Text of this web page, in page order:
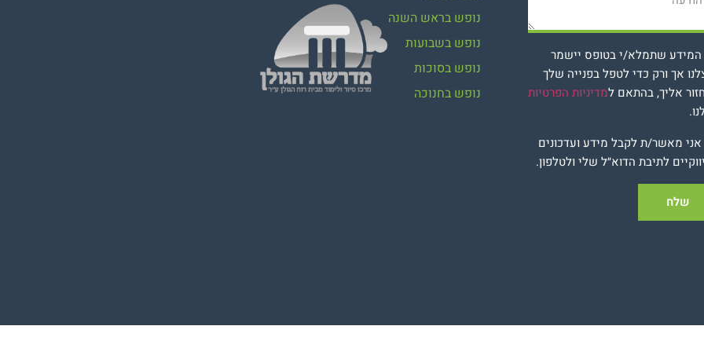
המידע שתמלא/י בטופס יישמר
אך ורק כדי לטפל בפנייה שלך
אליך, בהתאם למדיניות הפרטיות
אני מאשר/ת לקבל מידע ועדכונים
לתיבת הדוא״ל שלי ולטלפון.
שלח
נופש בראש השנה
נופש בשבועות
נופש בסוכות
נופש בחנוכה